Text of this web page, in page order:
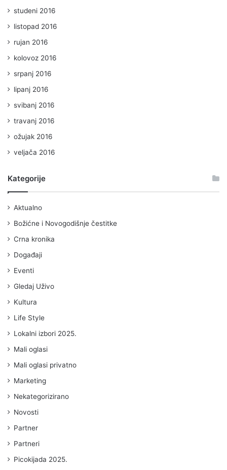
studeni 2016
listopad 2016
rujan 2016
kolovoz 2016
srpanj 2016
lipanj 2016
svibanj 2016
travanj 2016
ožujak 2016
veljača 2016
Kategorije
Aktualno
Božićne i Novogodišnje čestitke
Crna kronika
Događaji
Eventi
Gledaj Uživo
Kultura
Life Style
Lokalni izbori 2025.
Mali oglasi
Mali oglasi privatno
Marketing
Nekategorizirano
Novosti
Partner
Partneri
Picokijada 2025.